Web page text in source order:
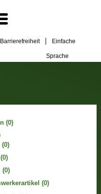
Barrierefreiheit Einfache
Sprache
(0)
(0)
(0)
(0)
(0)